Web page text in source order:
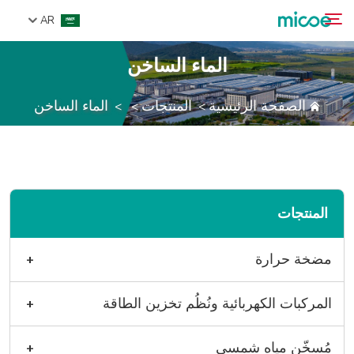
AR
من نحن
المنتجات
اتصل بنا
بحث
الماء الساخن
الصفحة الرئيسية>المنتجات>
> الماء الساخن
المنتجات
مضخة حرارة
مضخة حرارة لمياه الساخنة
المركبات الكهربائية ونُظُم تخزين الطاقة
مُسخّن مياه شمسي